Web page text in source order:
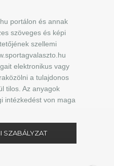
portálon és annak
szöveges és képi
szellemi
elektronikus vagy
a tulajdonos
tilos. Az anyagok
intézkedést von maga
SZABÁLYZAT